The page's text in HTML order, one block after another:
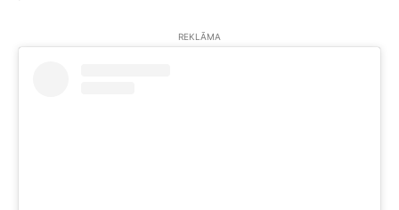
REKLĀMA